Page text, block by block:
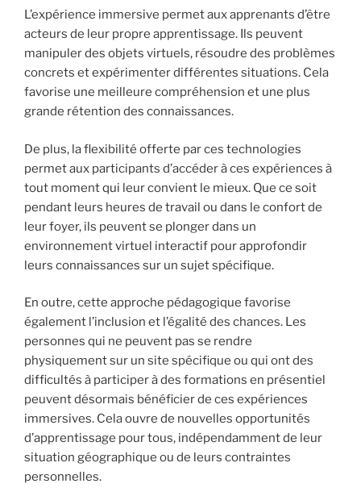
L’expérience immersive permet aux apprenants d’être
acteurs de leur propre apprentissage. Ils peuvent
manipuler des objets virtuels, résoudre des problèmes
concrets et expérimenter différentes situations. Cela
favorise une meilleure compréhension et une plus
grande rétention des connaissances.
De plus, la flexibilité offerte par ces technologies
permet aux participants d’accéder à ces expériences à
tout moment qui leur convient le mieux. Que ce soit
pendant leurs heures de travail ou dans le confort de
leur foyer, ils peuvent se plonger dans un
environnement virtuel interactif pour approfondir
leurs connaissances sur un sujet spécifique.
En outre, cette approche pédagogique favorise
également l’inclusion et l’égalité des chances. Les
personnes qui ne peuvent pas se rendre
physiquement sur un site spécifique ou qui ont des
difficultés à participer à des formations en présentiel
peuvent désormais bénéficier de ces expériences
immersives. Cela ouvre de nouvelles opportunités
d’apprentissage pour tous, indépendamment de leur
situation géographique ou de leurs contraintes
personnelles.